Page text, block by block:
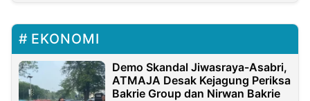
EKONOMI
Demo Skandal Jiwasraya-Asabri,
ATMAJA Desak Kejagung Periksa
Bakrie Group dan Nirwan Bakrie